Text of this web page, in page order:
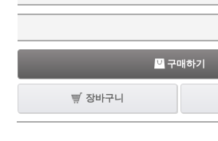
구매하기
장바구니